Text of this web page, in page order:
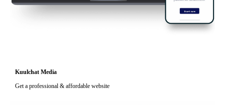
Kuulchat Media
Get a professional & affordable website